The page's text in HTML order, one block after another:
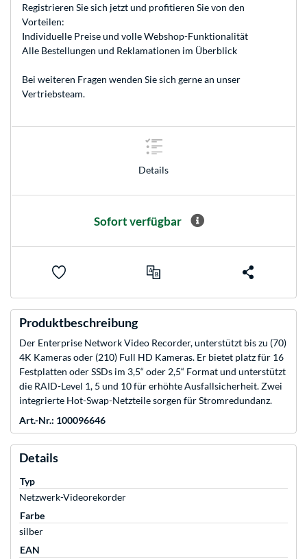
Registrieren Sie sich jetzt und profitieren Sie von den
Vorteilen:
Individuelle Preise und volle Webshop-Funktionalität
Alle Bestellungen und Reklamationen im Überblick
Bei weiteren Fragen wenden Sie sich gerne an unser
Vertriebsteam.
Details
Sofort verfügbar
Produktbeschreibung
Der Enterprise Network Video Recorder, unterstützt bis zu (70)
4K Kameras oder (210) Full HD Kameras. Er bietet platz für 16
Festplatten oder SSDs im 3,5“ oder 2,5“ Format und unterstützt
die RAID-Level 1, 5 und 10 für erhöhte Ausfallsicherheit. Zwei
integrierte Hot-Swap-Netzteile sorgen für Stromredundanz.
Art.-Nr.: 100096646
Details
Typ
Netzwerk-Videorekorder
Farbe
silber
EAN